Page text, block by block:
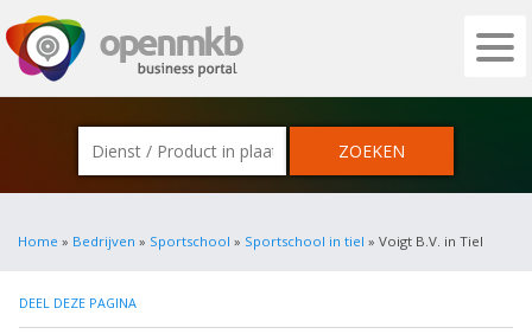
OPENMKB - DE ZAKELIJKE PORTAL
Home » Bedrijven » Sportschool » Sportschool in tiel » Voigt B.V. in Tiel
DEEL DEZE PAGINA